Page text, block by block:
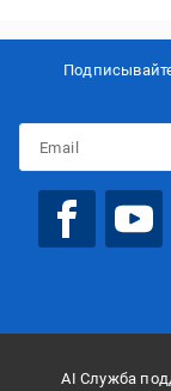
AI Служба